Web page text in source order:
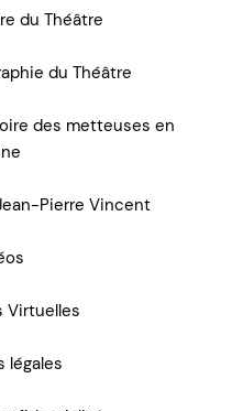
du Théâtre
du Théâtre
des metteuses en
Pierre Vincent
Virtuelles
légales